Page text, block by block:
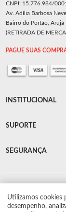
Utilizamos cookies
desempenho,
CNPJ: 15.776.984/
Av. Adília Barbosa
Bairro do Portão, Arujá
(RETIRADA DE
PAGUE SUAS
INSTITUCIONAL
SUPORTE
SEGURANÇA
©